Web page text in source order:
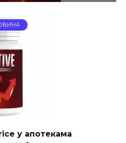
у апотекама